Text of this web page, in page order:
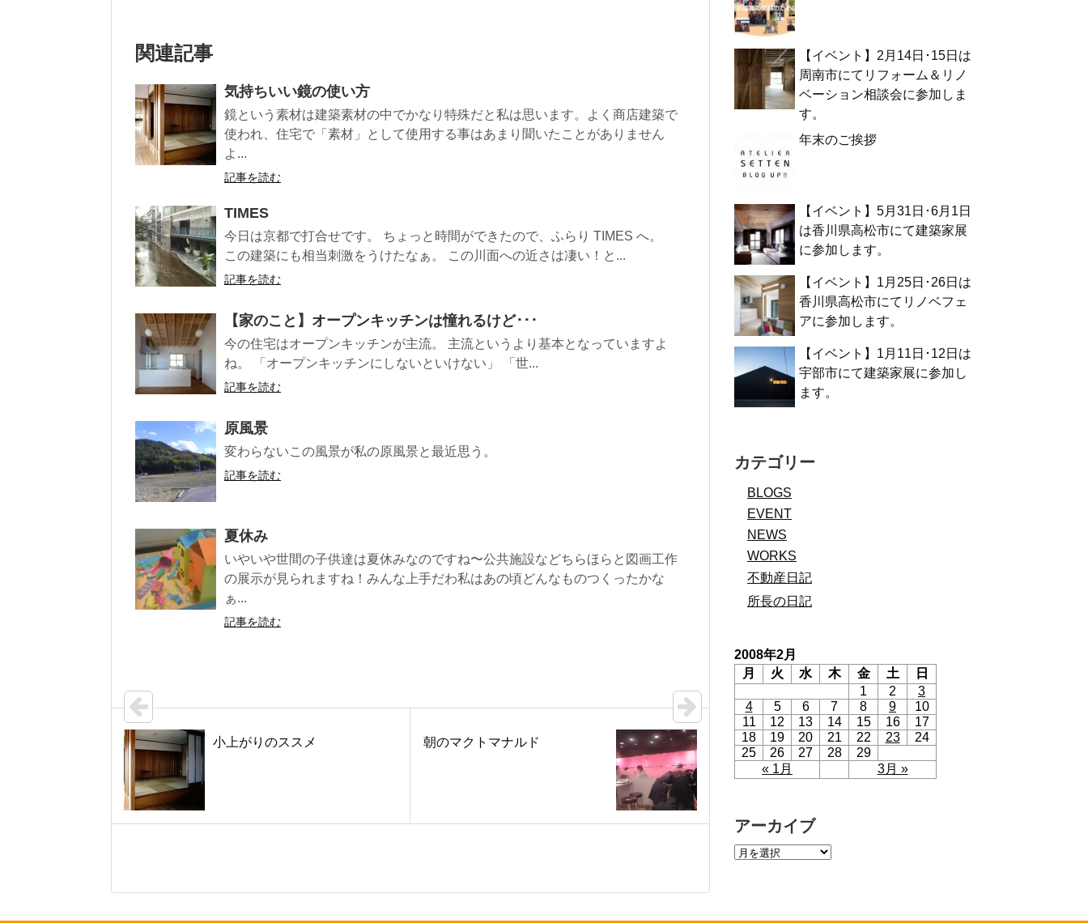
関連記事
気持ちいい鏡の使い方
鏡という素材は建築素材の中でかなり特殊だと私は思います。よく商店建築で
使われ、住宅で「素材」として使用する事はあまり聞いたことがありません
よ...
記事を読む
TIMES
今日は京都で打合せです。 ちょっと時間ができたので、ふらり TIMES へ。
この建築にも相当刺激をうけたなぁ。 この川面への近さは凄い！と...
記事を読む
【家のこと】オープンキッチンは憧れるけど･･･
今の住宅はオープンキッチンが主流。 主流というより基本となっていますよ
ね。 「オープンキッチンにしないといけない」 「世...
記事を読む
原風景
変わらないこの風景が私の原風景と最近思う。
記事を読む
夏休み
いやいや世間の子供達は夏休みなのですね〜公共施設などちらほらと図画工作
の展示が見られますね！みんな上手だわ私はあの頃どんなものつくったかな
ぁ...
記事を読む
小上がりのススメ 朝のマクトマナルド
【イベント】2月14日･15日は
周南市にてリフォーム＆リノ
ベーション相談会に参加しま
す。
年末のご挨拶
【イベント】5月31日･6月1日
は香川県高松市にて建築家展
に参加します。
【イベント】1月25日･26日は
香川県高松市にてリノベフェ
アに参加します。
【イベント】1月11日･12日は
宇部市にて建築家展に参加し
ます。
カテゴリー
BLOGS
EVENT
NEWS
WORKS
不動産日記
所長の日記
2008年2月
月
火 水 木 金 土 日
« 1月 3月 »
1 2
3
4
5 6 7 8 9
10
11
12 13 14 15 16
17
18
19 20 21 22 23
24
25
26 27 28 29
アーカイブ